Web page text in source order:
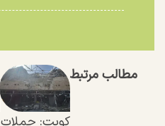
مطالب مرتبط